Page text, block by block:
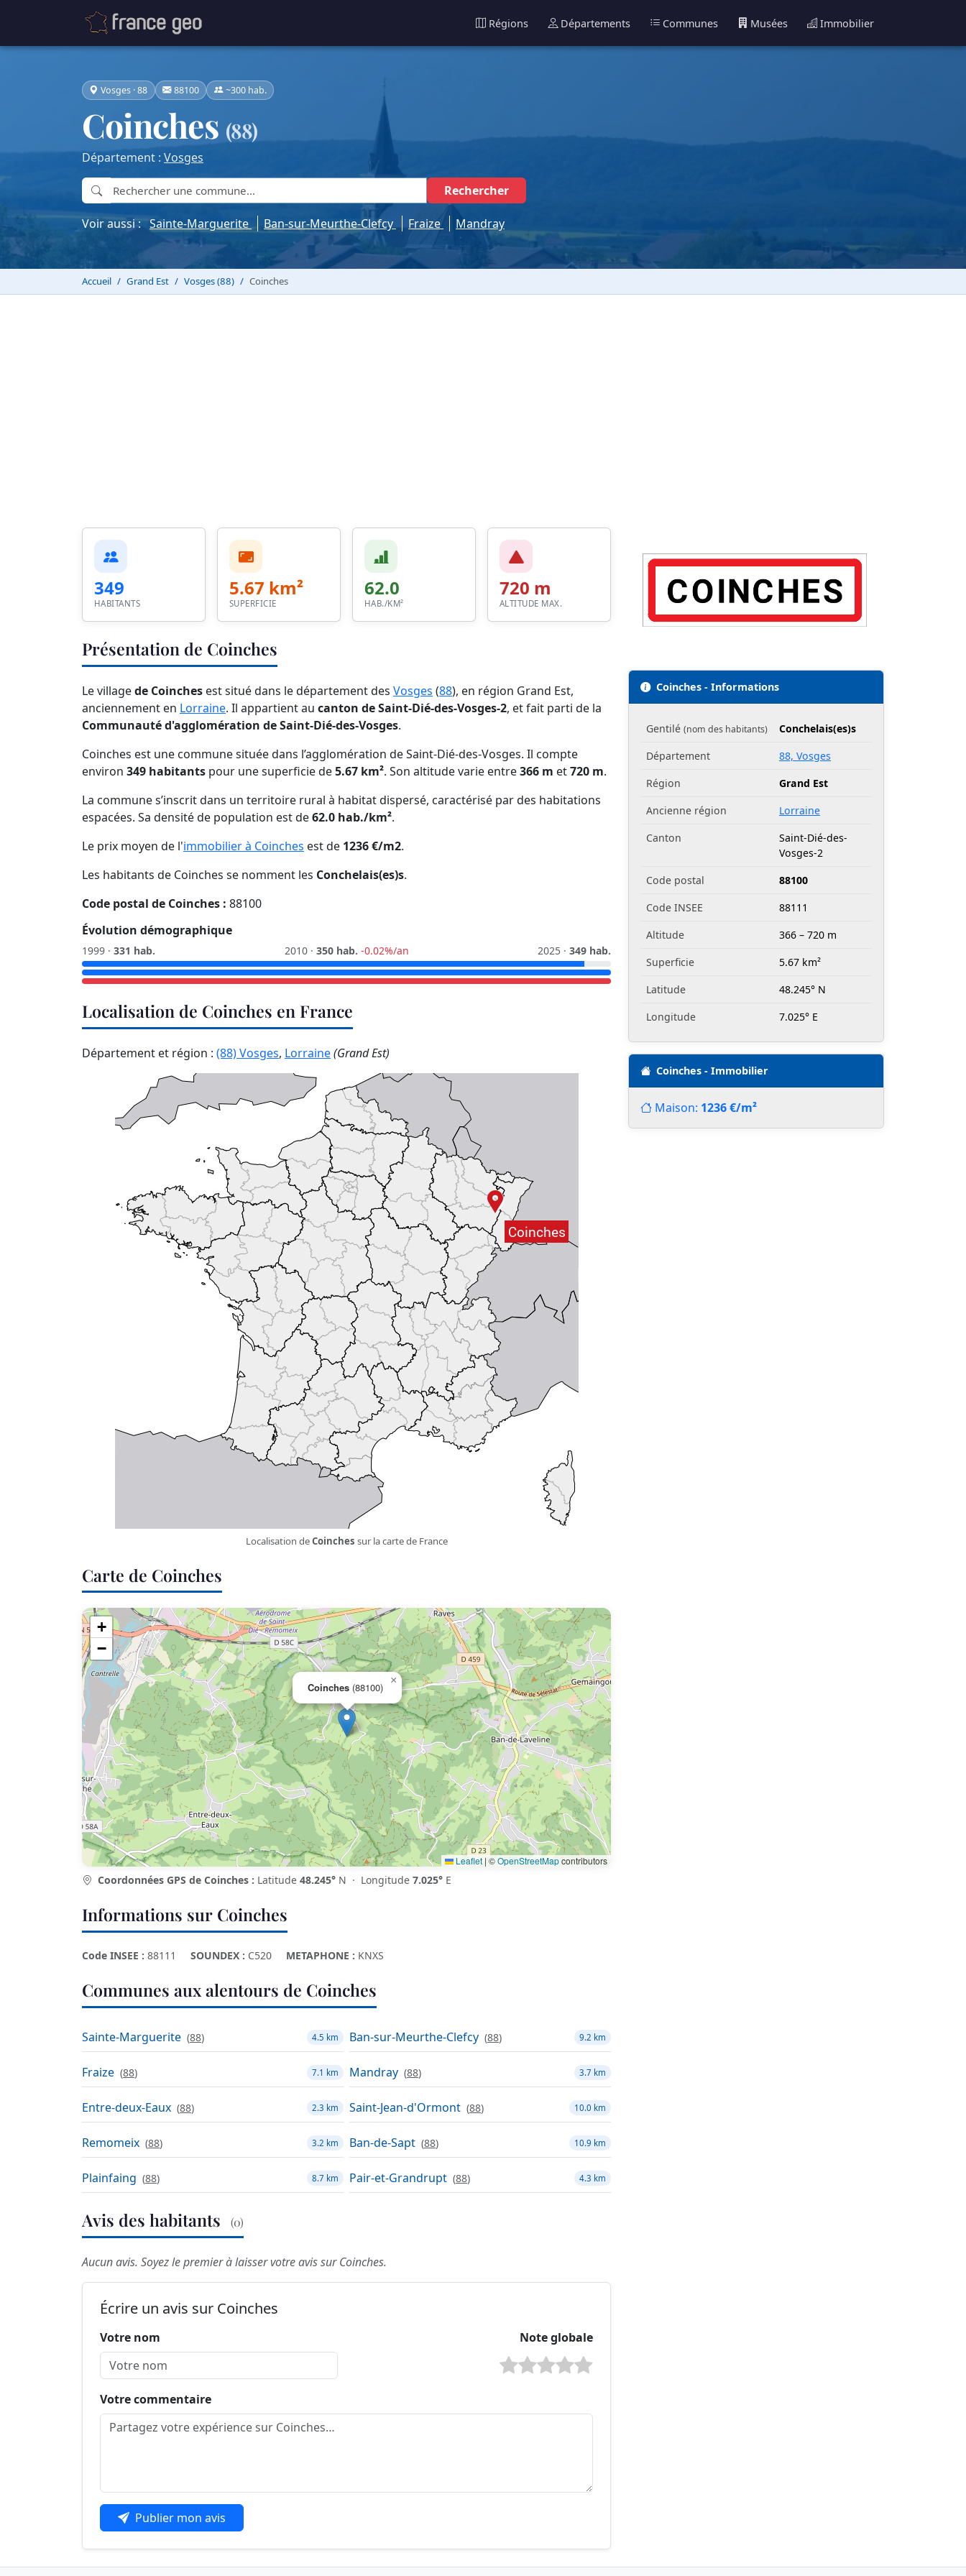
Régions Départements Communes Musées Immobilier
Vosges · 88 88100 ~300 hab.
Coinches (88)
Département : Vosges
Rechercher
Voir aussi :Sainte-Marguerite Ban-sur-Meurthe-Clefcy Fraize Mandray
Accueil Grand Est Vosges (88) Coinches
349
HABITANTS
5.67 km²
SUPERFICIE
62.0
HAB./KM²
720 m
ALTITUDE MAX.
Présentation de Coinches
Le villagede Coinches est situé dans le département des Vosges (88), en région Grand Est,
anciennement en Lorraine. Il appartient au canton de Saint-Dié-des-Vosges-2, et fait parti de la
Communauté d'agglomération de Saint-Dié-des-Vosges.
Coinches est une commune située dans l’agglomération de Saint-Dié-des-Vosges. Il compte
environ 349 habitants pour une superficie de5.67 km². Son altitude varie entre366 m et720 m.
La commune s’inscrit dans un territoire rural à habitat dispersé, caractérisé par des habitations
espacées. Sa densité de population est de62.0 hab./km².
Le prix moyen de l'immobilier à Coinches est de 1236 €/m2.
Les habitants de Coinches se nomment les Conchelais(es)s.
Code postal de Coinches : 88100
Évolution démographique
1999 · 331 hab. 2010 · 350 hab. -0.02%/an 2025 · 349 hab.
Localisation de Coinches en France
Département et région : (88) Vosges, Lorraine(Grand Est)
Localisation deCoinches sur la carte de France
Carte de Coinches
Coinches (88100)
×
+
−
Leaflet |©OpenStreetMapcontributors
Coordonnées GPS de Coinches : Latitude 48.245° N · Longitude 7.025° E
Informations sur Coinches
Code INSEE : 88111 SOUNDEX : C520 METAPHONE : KNXS
Communes aux alentours de Coinches
Sainte-Marguerite (88) 4.5 km Ban-sur-Meurthe-Clefcy (88) 9.2 km
Fraize (88) 7.1 km Mandray (88) 3.7 km
Entre-deux-Eaux (88) 2.3 km Saint-Jean-d'Ormont (88) 10.0 km
Remomeix (88) 3.2 km Ban-de-Sapt (88) 10.9 km
Plainfaing (88) 8.7 km Pair-et-Grandrupt (88) 4.3 km
Avis des habitants (0)
Aucun avis. Soyez le premier à laisser votre avis sur Coinches.
Écrire un avis sur Coinches
Votre nom Note globale
Votre commentaire
Publier mon avis
Coinches - Informations
Gentilé (nom des habitants)
Conchelais(es)s
Département
88, Vosges
Région
Grand Est
Ancienne région
Lorraine
Canton
Saint-Dié-des-
Vosges-2
Code postal
88100
Code INSEE
88111
Altitude
366 – 720 m
Superficie
5.67 km²
Latitude
48.245° N
Longitude
7.025° E
Coinches - Immobilier
Maison: 1236 €/m²